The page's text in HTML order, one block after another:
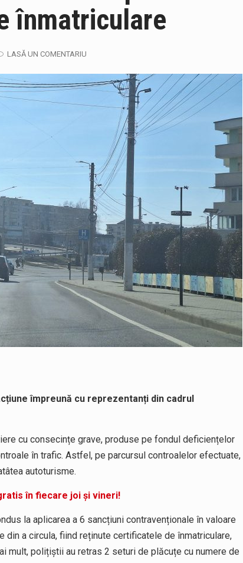
maramureșeni vor fi prezenți la manifestările
Onița Ivascu, a venit cu un răspuns pentru cei care
e-Terra, realizată de STS, DNSC și Cyberint, a mai
termic va fi accentuat, iar indicele temperatură-
națională pentru conservarea biodiversității a fost din
din fața Jandarmeriei Maramures a ajuns să fie
înmatriculare
LASĂ UN COMENTARIU
împreună cu reprezentanți din cadrul
cu consecințe grave, produse pe fondul deficiențelor
în trafic. Astfel, pe parcursul controalelor efectuate,
autoturisme.
gratis în fiecare joi și vineri!
la aplicarea a 6 sancțiuni contravenționale în valoare
a circula, fiind reținute certificatele de înmatriculare,
mult, polițiștii au retras 2 seturi de plăcuțe cu numere de